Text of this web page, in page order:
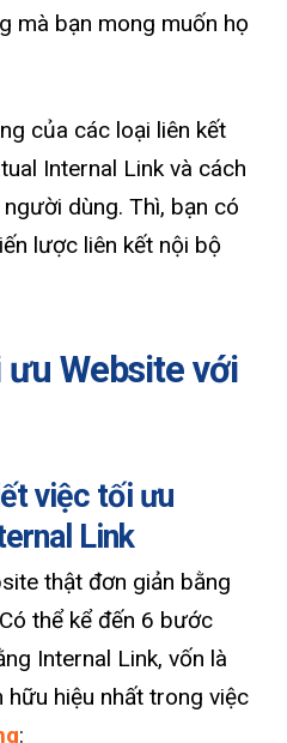
mà bạn mong muốn họ
của các loại liên kết
Internal Link và cách
dùng. Thì, bạn có
lược liên kết nội bộ
Website với
việc tối ưu
Link
thật đơn giản bằng
thể kể đến 6 bước
Internal Link, vốn là
hiệu nhất trong việc
: